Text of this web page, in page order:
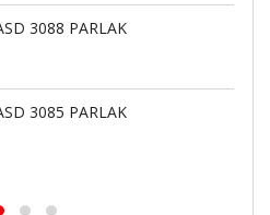
3088 PARLAK
3085 PARLAK